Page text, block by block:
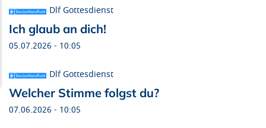
Dlf Gottesdienst
Ich glaub an dich!
05.07.2026 - 10:05
Dlf Gottesdienst
Welcher Stimme folgst du?
07.06.2026 - 10:05